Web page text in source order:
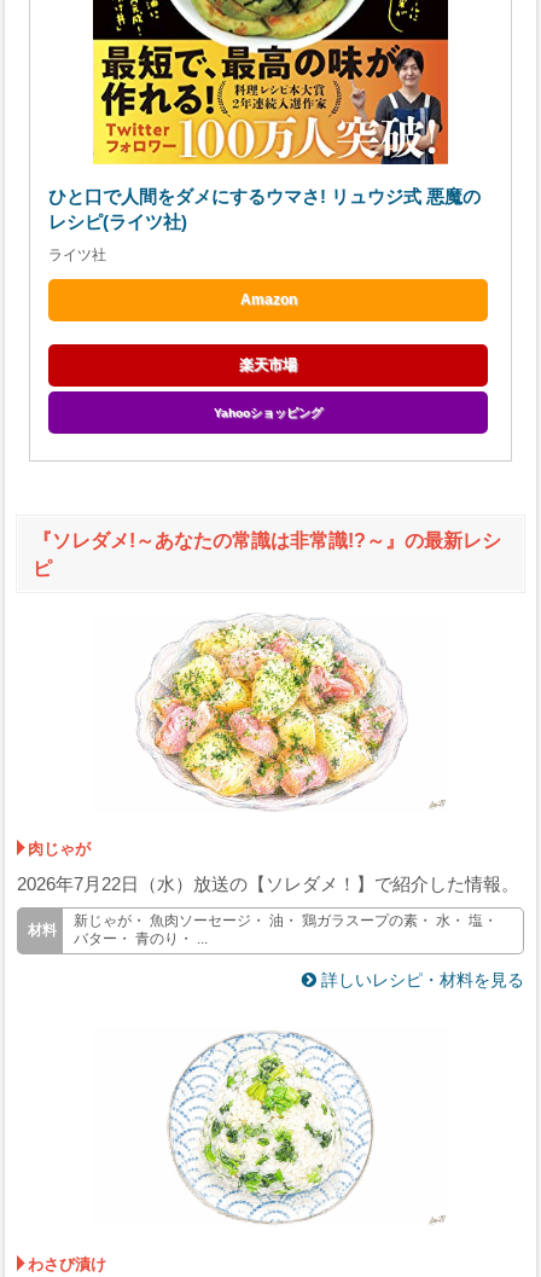
ひと口で人間をダメにするウマさ! リュウジ式 悪魔の
レシピ(ライツ社)
ライツ社
Amazon
楽天市場
Yahooショッピング
『ソレダメ!～あなたの常識は非常識!?～』の最新レシ
ピ
肉じゃが
2026年7月22日（水）放送の【ソレダメ！】で紹介した情報。
新じゃが・ 魚肉ソーセージ・ 油・ 鶏ガラスープの素・ 水・ 塩・
バター・ 青のり・ ...
詳しいレシピ・材料を見る
わさび漬け